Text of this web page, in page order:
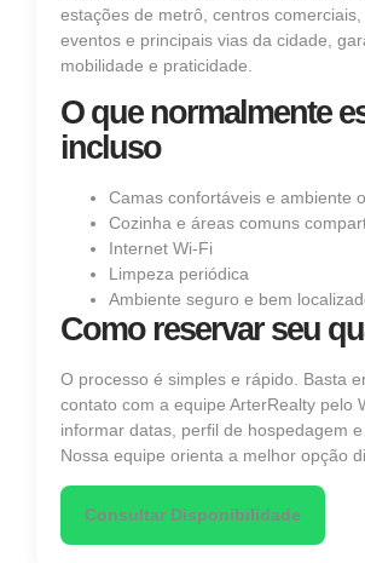
estações de metrô, centros
eventos e principais vias da cidade,
mobilidade e praticidade.
O que normalmente
incluso
Camas confortáveis e ambiente
Cozinha e áreas comuns
Internet Wi‑Fi
Limpeza periódica
Ambiente seguro e bem
Como reservar seu
O processo é simples e rápido. Basta
contato com a equipe ArterRealty pelo
informar datas, perfil de hospedagem e
Nossa equipe orienta a melhor opção
Consultar Disponibilidade